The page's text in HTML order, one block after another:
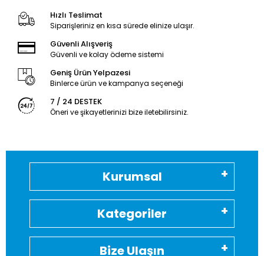
Hızlı Teslimat
Siparişleriniz en kısa sürede elinize ulaşır.
Güvenli Alışveriş
Güvenli ve kolay ödeme sistemi
Geniş Ürün Yelpazesi
Binlerce ürün ve kampanya seçeneği
7 / 24 DESTEK
Öneri ve şikayetlerinizi bize iletebilirsiniz.
Kurumsal
Kategoriler
Bize Ulaşın